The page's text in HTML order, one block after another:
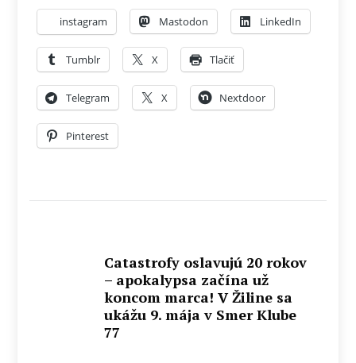
instagram Mastodon LinkedIn
Tumblr X Tlačiť
Telegram X Nextdoor
Pinterest
Catastrofy oslavujú 20 rokov
– apokalypsa začína už
koncom marca! V Žiline sa
ukážu 9. mája v Smer Klube
77